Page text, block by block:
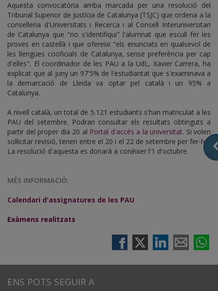
Aquesta convocatòria arriba marcada per una resolució del
Tribunal Superior de Justícia de Catalunya (TSJC) que ordena a la
conselleria d'Universitats i Recerca i al Consell Interuniversitari
de Catalunya que "no s'identifiqui" l'alumnat que escull fer les
proves en castellà i que ofereixi "els enunciats en qualsevol de
les llengües cooficials de Catalunya, sense preferència per cap
d'elles". El coordinador de les PAU a la UdL, Xavier Carrera, ha
explicat que al juny un 97'5% de l'estudiantat que s'examinava a
la demarcació de Lleida va optar pel català i un 95% a
Catalunya.
A nivell català, un total de 5.121 estudiants s'han matriculat a les
PAU del setembre. Podran consultar els resultats obtinguts a
partir del proper dia 20 al Portal d'accés a la universitat. Si volen
sol·licitar revisió, tenen entre el 20 i el 22 de setembre per fer-ho.
La resolució d'aquesta es donarà a conèixer l'1 d'octubre.
MÉS INFORMACIÓ:
Calendari d'assignatures de les PAU
Exàmens realitzats
ENS POTS SEGUIR A